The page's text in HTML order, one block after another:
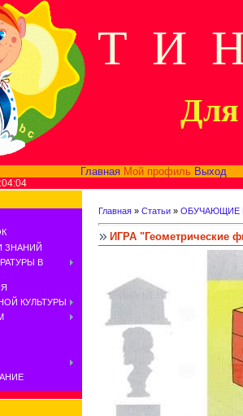
Т И
Для
Главная Мой профиль Выход
ЗНАНИЙ
В
КУЛЬТУРЫ
Главная » Статьи » ОБУЧАЮЩИЕ
ИГРА "Геометрические